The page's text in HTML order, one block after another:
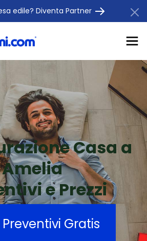
edile? Diventa Partner
Casa a
Amelia
e Prezzi
Preventivi Gratis